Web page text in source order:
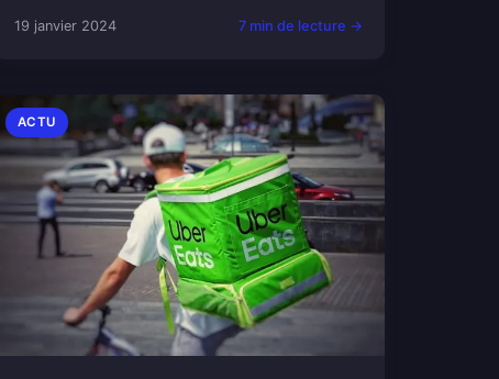
19 janvier 2024 7 min de lecture →
ACTU